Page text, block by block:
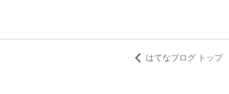
はてなブログ トップ